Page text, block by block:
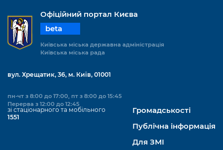
Офіційний портал Києва
beta
Київська міська державна адміністрація
Київська міська рада
вул. Хрещатик, 36, м. Київ, 01001
пн-чт з 8:00 до 17:00, пт з 8:00 до 15:45
Перерва з 12:00 до 12:45
зі стаціонарного та мобільного
1551
Громадськості
Публічна інформація
Для ЗМІ